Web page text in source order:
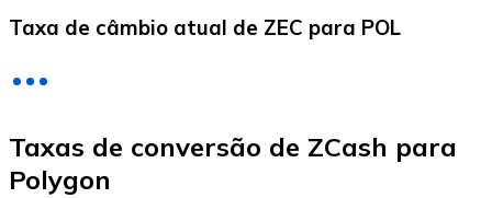
Taxa de câmbio atual de ZEC para POL
Taxas de conversão de ZCash para
Polygon